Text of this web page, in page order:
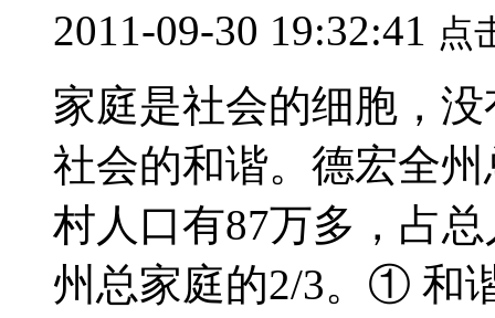
2011-09-30 19:32:41
点
家庭是社会的细胞，
社会的和谐。德宏全
村人口有87万多，占
州总家庭的2/3。① 和